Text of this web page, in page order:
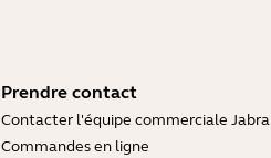
Prendre contact
Contacter l'équipe commerciale Jabra
Commandes en ligne